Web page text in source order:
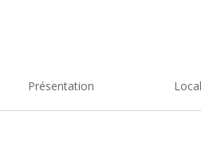
Présentation